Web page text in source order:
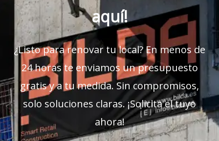
aquí!
¿Listo para renovar tu local? En menos de
24 horas te enviamos un presupuesto
gratis y a tu medida. Sin compromisos,
solo soluciones claras. ¡Solicita el tuyo
ahora!